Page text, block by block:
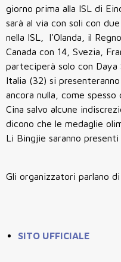
giorno prima alla ISL di
sarà al via con soli con
nella ISL, l'Olanda, il
Canada con 14, Svezia,
parteciperà solo con
Italia (32) si
ancora nulla, come
Cina salvo alcune
dicono che le medaglie
Li Bingjie saranno presenti
Gli organizzatori parlano
SITO UFFICIALE